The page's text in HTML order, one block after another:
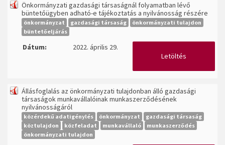
Önkormányzati gazdasági társaságnál folyamatban lévő
büntetőügyben adható-e tájékoztatás a nyilvánosság részére
önkormányzat gazdasági társaság
önkormányzati tulajdon
büntetőeljárás
Dátum:
2022. április 29.
Letöltés
Állásfoglalás az önkormányzati tulajdonban álló gazdasági
társaságok munkavállalóinak munkaszerződésének
nyilvánosságáról
közérdekű adatigénylés önkormányzat
gazdasági társaság
köztulajdon
közfeladat munkavállaló
munkaszerződés
önkormányzati tulajdon